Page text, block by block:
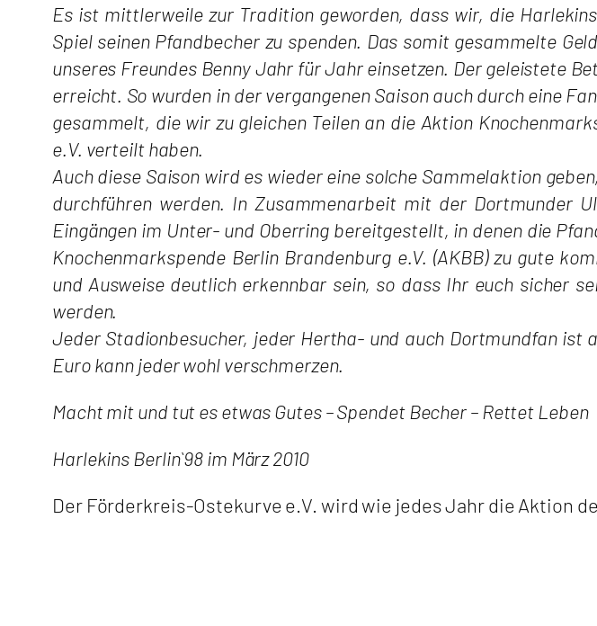
Es ist mittlerweile zur Tradition geworden, dass wir, die
Spiel seinen Pfandbecher zu spenden. Das somit gesammelte
unseres Freundes Benny Jahr für Jahr einsetzen. Der geleistete
erreicht. So wurden in der vergangenen Saison auch durch eine
gesammelt, die wir zu gleichen Teilen an die Aktion
e.V. verteilt haben.
Auch diese Saison wird es wieder eine solche Sammelaktion
durchführen werden. In Zusammenarbeit mit der Dortmunder
Eingängen im Unter- und Oberring bereitgestellt, in denen die
Knochenmarkspende Berlin Brandenburg e.V. (AKBB) zu gute
und Ausweise deutlich erkennbar sein, so dass Ihr euch sicher
werden.
Jeder Stadionbesucher, jeder Hertha- und auch Dortmundfan ist
Euro kann jeder wohl verschmerzen.
Macht mit und tut es etwas Gutes – Spendet Becher – Rettet Leben
Harlekins Berlin`98 im März 2010
Der Förderkreis-Ostekurve e.V. wird wie jedes Jahr die Aktion